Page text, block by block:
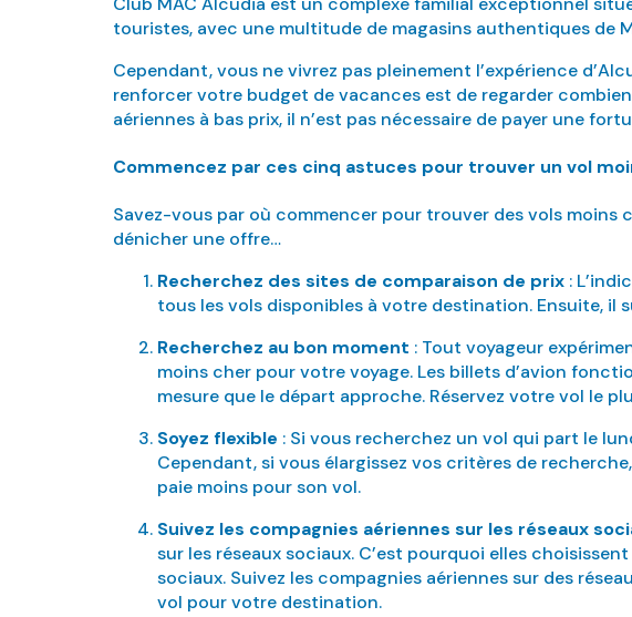
touristes, avec une multitude de magasins authentiques de
Cependant, vous ne vivrez pas pleinement l’expérience
renforcer votre budget de vacances est de regarder
aériennes à bas prix, il n’est pas nécessaire de payer une
Commencez par ces cinq astuces pour trouver un vol
Savez-vous par où commencer pour trouver des vols moins
dénicher une offre…
Recherchez des sites de comparaison de prix :
tous les vols disponibles à votre destination. Ensuite, il
Recherchez au bon moment : Tout voyageur
moins cher pour votre voyage. Les billets d’avion
mesure que le départ approche. Réservez votre vol le
Soyez flexible : Si vous recherchez un vol qui part le
Cependant, si vous élargissez vos critères de
paie moins pour son vol.
Suivez les compagnies aériennes sur les réseaux
sur les réseaux sociaux. C’est pourquoi elles
sociaux. Suivez les compagnies aériennes sur des
vol pour votre destination.